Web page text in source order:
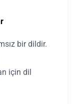
bir dildir.
için dil